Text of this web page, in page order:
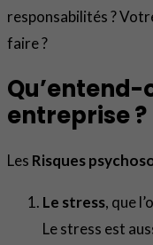
responsabilités ?
faire ?
entreprise ?
Les Risques
Le stress, que
Le stress est